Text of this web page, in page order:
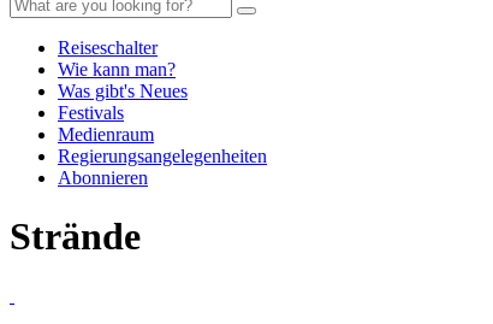
Reiseschalter
Wie kann man?
Was gibt's Neues
Festivals
Medienraum
Regierungsangelegenheiten
Abonnieren
Strände